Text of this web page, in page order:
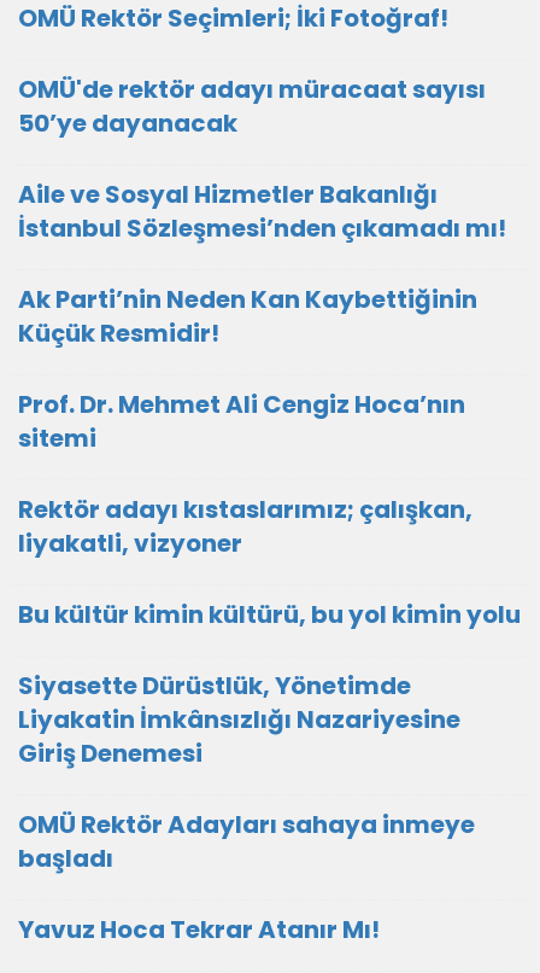
OMÜ Rektör Seçimleri; İki Fotoğraf!
OMÜ'de rektör adayı müracaat sayısı
50’ye dayanacak
Aile ve Sosyal Hizmetler Bakanlığı
İstanbul Sözleşmesi’nden çıkamadı mı!
Ak Parti’nin Neden Kan Kaybettiğinin
Küçük Resmidir!
Prof. Dr. Mehmet Ali Cengiz Hoca’nın
sitemi
Rektör adayı kıstaslarımız; çalışkan,
liyakatli, vizyoner
Bu kültür kimin kültürü, bu yol kimin yolu
Siyasette Dürüstlük, Yönetimde
Liyakatin İmkânsızlığı Nazariyesine
Giriş Denemesi
OMÜ Rektör Adayları sahaya inmeye
başladı
Yavuz Hoca Tekrar Atanır Mı!